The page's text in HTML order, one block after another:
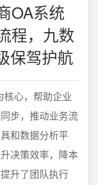
OA系统
程，九数
保驾护航
核心，帮助企业
步，推动业务流
和数据分析平
决策效率，降本
升了团队执行